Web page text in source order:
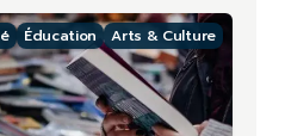
Éducation Arts & Culture